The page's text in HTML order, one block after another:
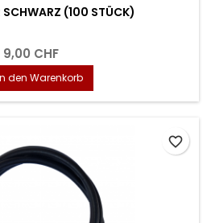
SCHWARZ (100 STÜCK)
9,00 CHF
den Warenkorb
favorite_border